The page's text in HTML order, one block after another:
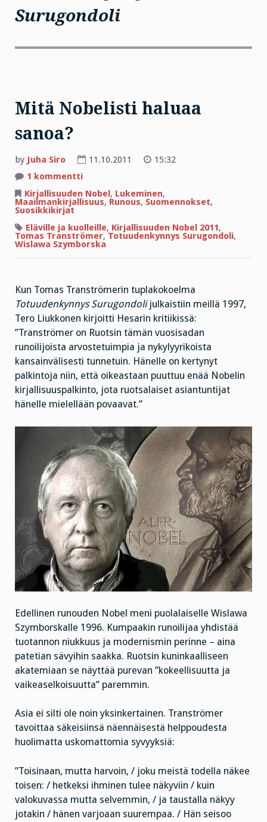
Surugondoli
Mitä Nobelisti haluaa
sanoa?
by Juha Siro 11.10.2011
15:32
1 kommenttiartikkeliin
Nobelisti
haluaa
sanoa?
Kirjallisuuden Nobel , Lukeminen,
Maailmankirjallisuus, Runous, Suomennokset,
Suosikkikirjat
Eläville ja kuolleille, Kirjallisuuden Nobel 2011,
Tomas Tranströmer, Totuudenkynnys Surugondoli,
Wislawa Szymborska
Kun Tomas Tranströmerin tuplakokoelma
Totuudenkynnys Surugondolijulkaistiin meillä 1997,
Tero Liukkonen kirjoitti Hesarin kritiikissä:
”Tranströmer on Ruotsin tämän vuosisadan
runoilijoista arvostetuimpia ja nykylyyrikoista
kansainvälisesti tunnetuin. Hänelle on kertynyt
palkintoja niin, että oikeastaan puuttuu enää Nobelin
kirjallisuuspalkinto, jota ruotsalaiset asiantuntijat
hänelle mielellään povaavat.”
Edellinen runouden Nobel meni puolalaiselle Wislawa
Szymborskalle 1996. Kumpaakin runoilijaa yhdistää
tuotannon niukkuus ja modernismin perinne – aina
patetian sävyihin saakka. Ruotsin kuninkaalliseen
akatemiaan se näyttää purevan ”kokeellisuutta ja
vaikeaselkoisuutta” paremmin.
Asia ei silti ole noin yksinkertainen. Tranströmer
tavoittaa säkeisiinsä näennäisestä helppoudesta
huolimatta uskomattomia syvyyksiä:
”Toisinaan, mutta harvoin, / joku meistä todella näkee
toisen: / hetkeksi ihminen tulee näkyviin / kuin
valokuvassa mutta selvemmin, / ja taustalla näkyy
jotakin / hänen varjoaan suurempaa. / Hän seisoo